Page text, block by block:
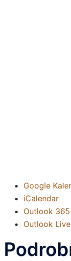
Google
iCalendar
Outlook 365
Outlook Live